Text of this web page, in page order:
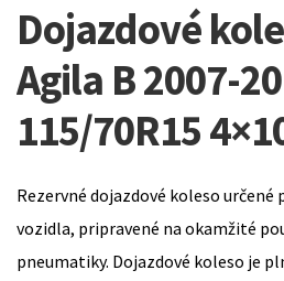
Dojazdové
Agila B 2007-
115/70R15
Rezervné dojazdové koleso
vozidla, pripravené na okamžité
pneumatiky. Dojazdové koleso je